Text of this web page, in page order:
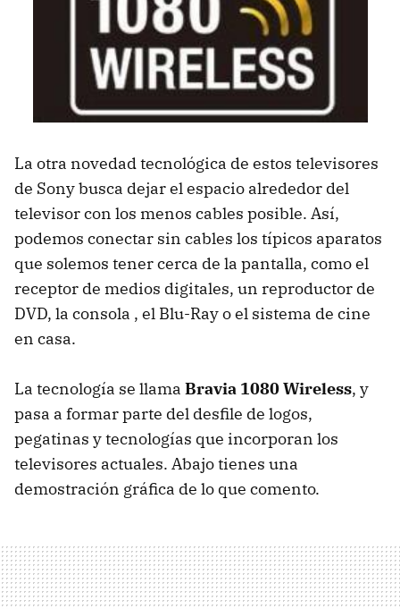
La otra novedad tecnológica de estos televisores
de Sony busca dejar el espacio alrededor del
televisor con los menos cables posible. Así,
podemos conectar sin cables los típicos aparatos
que solemos tener cerca de la pantalla, como el
receptor de medios digitales, un reproductor de
DVD, la consola , el Blu-Ray o el sistema de cine
en casa.
La tecnología se llama Bravia 1080 Wireless, y
pasa a formar parte del desfile de logos,
pegatinas y tecnologías que incorporan los
televisores actuales. Abajo tienes una
demostración gráfica de lo que comento.